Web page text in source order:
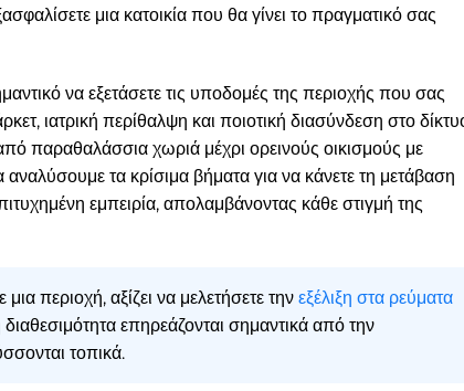
μια κατοικία που θα γίνει το πραγματικό σας
να εξετάσετε τις υποδομές της περιοχής που σας
ιατρική περίθαλψη και ποιοτική διασύνδεση στο
παραθαλάσσια χωριά μέχρι ορεινούς οικισμούς με
τα κρίσιμα βήματα για να κάνετε τη μετάβαση
εμπειρία, απολαμβάνοντας κάθε στιγμή της
μια περιοχή, αξίζει να μελετήσετε τηνεξέλιξη στα ρεύματα
επηρεάζονται σημαντικά από την
τοπικά.